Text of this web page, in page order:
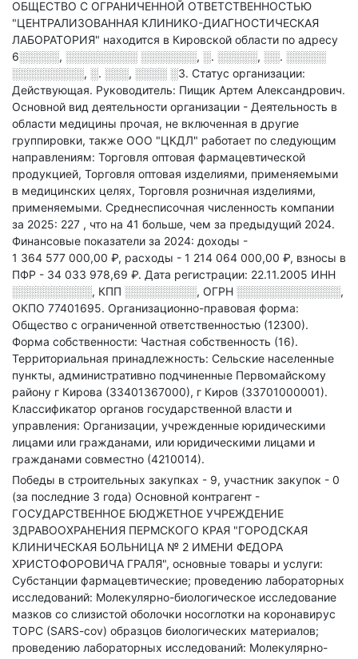
ОБЩЕСТВО С ОГРАНИЧЕННОЙ ОТВЕТСТВЕННОСТЬЮ
"ЦЕНТРАЛИЗОВАННАЯ КЛИНИКО-ДИАГНОСТИЧЕСКАЯ
ЛАБОРАТОРИЯ" находится в Кировской области по адресу
6░░░░░, ░░░░░░░░░ ░░░░░░░, ░. ░░░░░, ░░. ░░░░░
░░░░░░░░░, ░. ░░░, ░░░░ ░3. Статус организации:
Действующая. Руководитель: Пищик Артем Александрович.
Основной вид деятельности организации - Деятельность в
области медицины прочая, не включенная в другие
группировки, также ООО "ЦКДЛ" работает по следующим
направлениям: Торговля оптовая фармацевтической
продукцией, Торговля оптовая изделиями, применяемыми
в медицинских целях, Торговля розничная изделиями,
применяемыми. Среднесписочная численность компании
за 2025: 227 , что на 41 больше, чем за предыдущий 2024.
Финансовые показатели за 2024: доходы -
1 364 577 000,00 ₽, расходы - 1 214 064 000,00 ₽, взносы в
ПФР - 34 033 978,69 ₽. Дата регистрации: 22.11.2005 ИНН
░░░░░░░░░░, КПП ░░░░░░░░░, ОГРН ░░░░░░░░░░░░░,
ОКПО 77401695. Организационно-правовая форма:
Общество с ограниченной ответственностью (12300).
Форма собственности: Частная собственность (16).
Территориальная принадлежность: Сельские населенные
пункты, административно подчиненные Первомайскому
району г Кирова (33401367000), г Киров (33701000001).
Классификатор органов государственной власти и
управления: Организации, учрежденные юридическими
лицами или гражданами, или юридическими лицами и
гражданами совместно (4210014).
Победы в строительных закупках - 9, участник закупок - 0
(за последние 3 года) Основной контрагент -
ГОСУДАРСТВЕННОЕ БЮДЖЕТНОЕ УЧРЕЖДЕНИЕ
ЗДРАВООХРАНЕНИЯ ПЕРМСКОГО КРАЯ "ГОРОДСКАЯ
КЛИНИЧЕСКАЯ БОЛЬНИЦА № 2 ИМЕНИ ФЕДОРА
ХРИСТОФОРОВИЧА ГРАЛЯ", основные товары и услуги:
Субстанции фармацевтические; проведению лабораторных
исследований: Молекулярно-биологическое исследование
мазков со слизистой оболочки носоглотки на коронавирус
TOPC (SARS-cov) образцов биологических материалов;
проведению лабораторных исследований: Молекулярно-